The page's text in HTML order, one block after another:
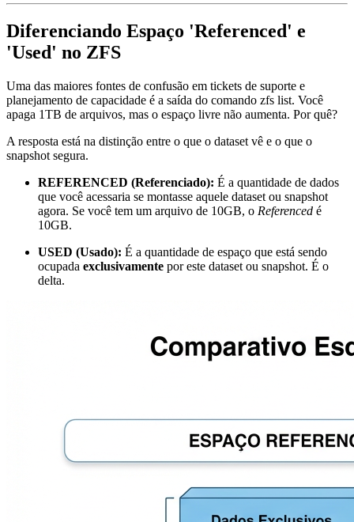
Diferenciando Espaço 'Referenced' e
'Used' no ZFS
Uma das maiores fontes de confusão em tickets de suporte e
planejamento de capacidade é a saída do comando zfs list. Você
apaga 1TB de arquivos, mas o espaço livre não aumenta. Por quê?
A resposta está na distinção entre o que o dataset vê e o que o
snapshot segura.
REFERENCED (Referenciado): É a quantidade de dados
que você acessaria se montasse aquele dataset ou snapshot
agora. Se você tem um arquivo de 10GB, o Referenced é
10GB.
USED (Usado): É a quantidade de espaço que está sendo
ocupada exclusivamente por este dataset ou snapshot. É o
delta.